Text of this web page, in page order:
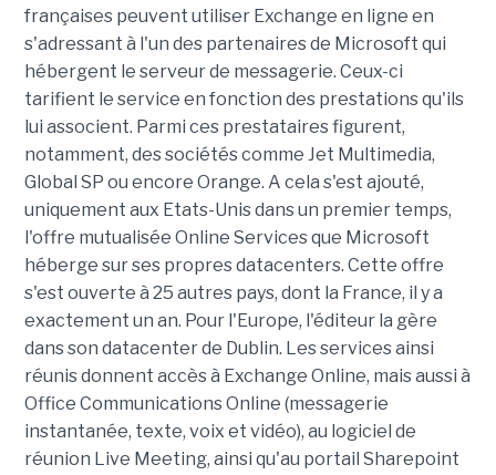
françaises peuvent utiliser Exchange en ligne en
s'adressant à l'un des partenaires de Microsoft qui
hébergent le serveur de messagerie. Ceux-ci
tarifient le service en fonction des prestations qu'ils
lui associent. Parmi ces prestataires figurent,
notamment, des sociétés comme Jet Multimedia,
Global SP ou encore Orange. A cela s'est ajouté,
uniquement aux Etats-Unis dans un premier temps,
l'offre mutualisée Online Services que Microsoft
héberge sur ses propres datacenters. Cette offre
s'est ouverte à 25 autres pays, dont la France, il y a
exactement un an. Pour l'Europe, l'éditeur la gère
dans son datacenter de Dublin. Les services ainsi
réunis donnent accès à Exchange Online, mais aussi à
Office Communications Online (messagerie
instantanée, texte, voix et vidéo), au logiciel de
réunion Live Meeting, ainsi qu'au portail Sharepoint